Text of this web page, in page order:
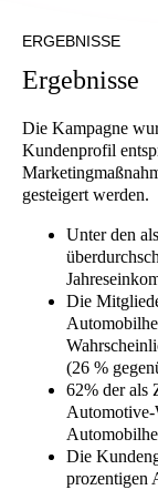
ERGEBNISSE
Ergebnisse
Die Kampagne
Kundenprofil
gesteigert werden.
Unter den
Die
(26 %
62% der als
Automotive-
Die
prozentigen